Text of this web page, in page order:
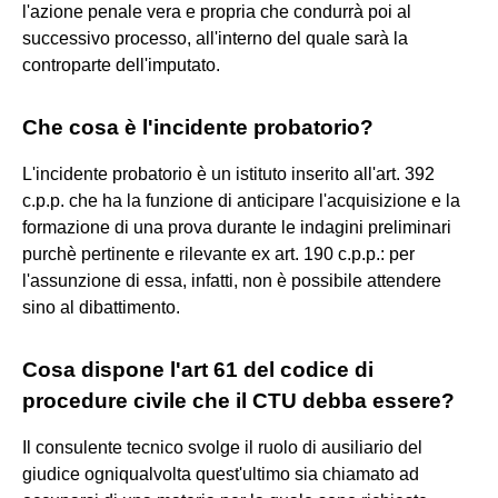
l'azione penale vera e propria che condurrà poi al
successivo processo, all'interno del quale sarà la
controparte dell'imputato.
Che cosa è l'incidente probatorio?
L'incidente probatorio è un istituto inserito all'art. 392
c.p.p. che ha la funzione di anticipare l'acquisizione e la
formazione di una prova durante le indagini preliminari
purchè pertinente e rilevante ex art. 190 c.p.p.: per
l'assunzione di essa, infatti, non è possibile attendere
sino al dibattimento.
Cosa dispone l'art 61 del codice di
procedure civile che il CTU debba essere?
Il consulente tecnico svolge il ruolo di ausiliario del
giudice ogniqualvolta quest'ultimo sia chiamato ad